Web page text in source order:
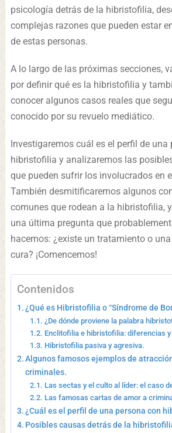
psicología detrás de la hibristofilia,
complejas razones que pueden estar
de estas personas.
A lo largo de las próximas secciones,
por definir qué es la hibristofilia y
conocer algunos casos reales que
conocido por su revuelo mediático.
Investigaremos cuál es el perfil de una
hibristofilia y analizaremos las
que pueden sufrir los involucrados en
También desmitificaremos algunos
comunes que rodean a la hibristofilia,
una última pregunta que
hacemos: ¿existe un tratamiento o una
cura? ¡Comencemos!
Contenidos
¿Qué es Hibristofilia o “Síndrome de
¿De dónde proviene la palabra
Enclitofilia e hibristofilia: diferencias
Hibristofilia pasiva y agresiva.
Algunos famosos ejemplos de
criminales.
Las sectas y el culto al líder: el caso
Las famosas cartas de amor a
¿Cuál es el perfil de una persona con
Posibles causas detrás de la